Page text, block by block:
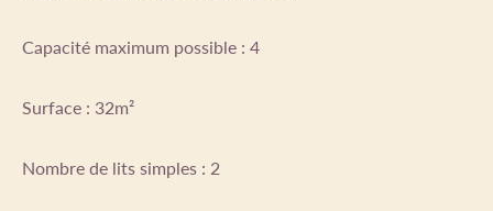
Capacité maximum possible : 4
Surface : 32m²
Nombre de lits simples : 2